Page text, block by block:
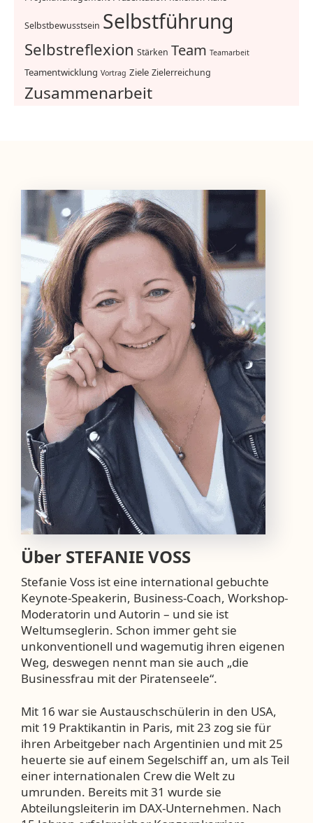
Selbstbewusstsein Selbstführung
Selbstreflexion Stärken Team Teamarbeit
Teamentwicklung Vortrag Ziele Zielerreichung
Zusammenarbeit
Über STEFANIE VOSS
Stefanie Voss ist eine international gebuchte
Keynote-Speakerin, Business-Coach, Workshop-
Moderatorin und Autorin – und sie ist
Weltumseglerin. Schon immer geht sie
unkonventionell und wagemutig ihren eigenen
Weg, deswegen nennt man sie auch „die
Businessfrau mit der Piratenseele“.
Mit 16 war sie Austauschschülerin in den USA,
mit 19 Praktikantin in Paris, mit 23 zog sie für
ihren Arbeitgeber nach Argentinien und mit 25
heuerte sie auf einem Segelschiff an, um als Teil
einer internationalen Crew die Welt zu
umrunden. Bereits mit 31 wurde sie
Abteilungsleiterin im DAX-Unternehmen. Nach